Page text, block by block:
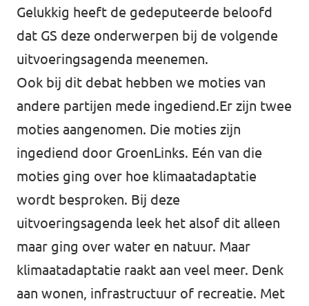
Gelukkig heeft de gedeputeerde beloofd
dat GS deze onderwerpen bij de volgende
uitvoeringsagenda meenemen.
Ook bij dit debat hebben we moties van
andere partijen mede ingediend.Er zijn twee
moties aangenomen. Die moties zijn
ingediend door GroenLinks. Eén van die
moties ging over hoe klimaatadaptatie
wordt besproken. Bij deze
uitvoeringsagenda leek het alsof dit alleen
maar ging over water en natuur. Maar
klimaatadaptatie raakt aan veel meer. Denk
aan wonen, infrastructuur of recreatie. Met